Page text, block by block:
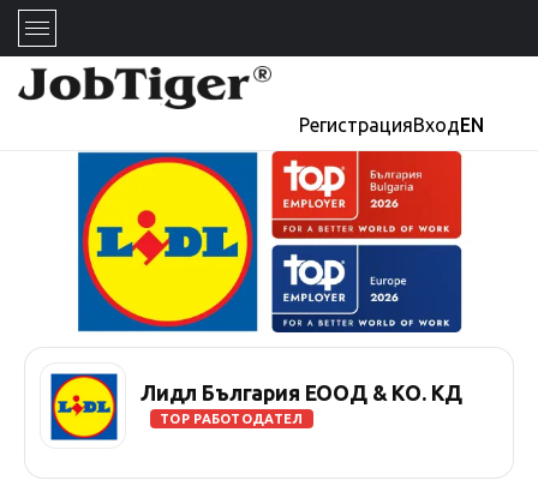
РегистрацияВходEN
Лидл България ЕООД & КО. КД
TOP РАБОТОДАТЕЛ